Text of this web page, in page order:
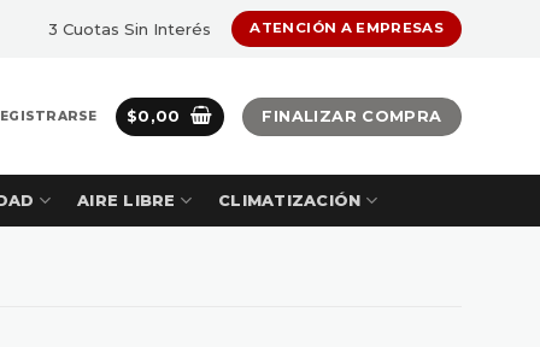
3 Cuotas Sin Interés ATENCIÓN A EMPRESAS
$0,00 FINALIZAR COMPRA
AIRE LIBRE CLIMATIZACIÓN